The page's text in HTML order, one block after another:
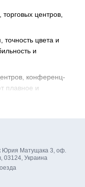
центров,
цвета и
и
конференц-
плавное и
бесперебойная
срок службы.
Юрия Матущака 3, оф.
03124, Украина